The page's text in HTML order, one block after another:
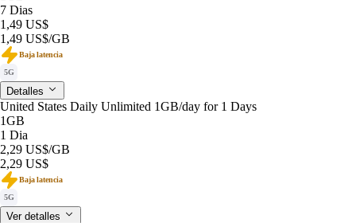
7 Dias
1,49 US$
1,49 US$/GB
Baja latencia
5G
Detalles
United States Daily Unlimited 1GB/day for 1 Days
1GB
1 Dia
2,29 US$/GB
2,29 US$
Baja latencia
5G
Ver detalles